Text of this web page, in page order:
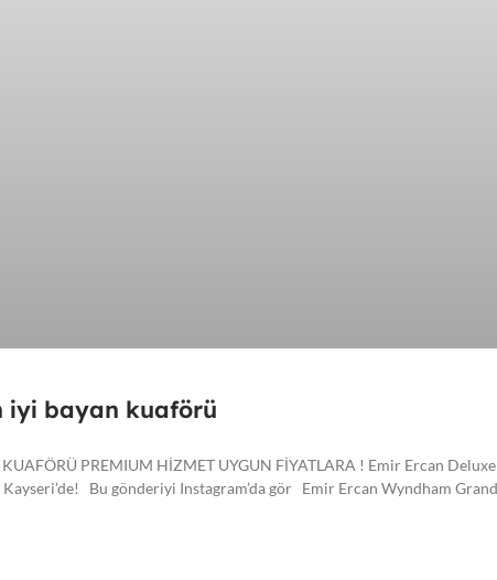
iyi bayan kuaförü
PREMIUM HİZMET UYGUN FİYATLARA ! Emir Ercan
Bu gönderiyi Instagram’da gör Emir Ercan Wyndham